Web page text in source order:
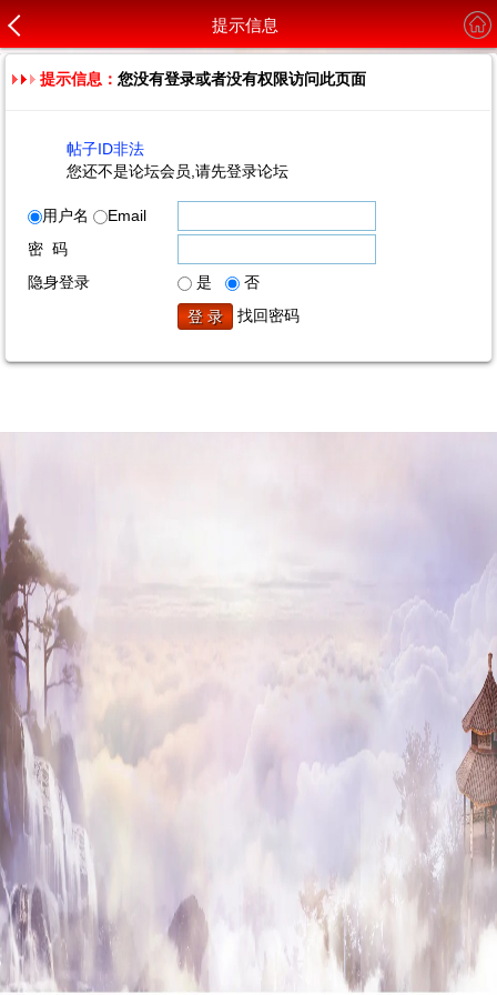
提示信息
提示信息：您没有登录或者没有权限访问此页面
帖子ID非法
您还不是论坛会员,请先登录论坛
用户名
Email
密 码
隐身登录
是
否
找回密码